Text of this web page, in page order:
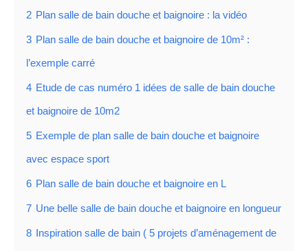
2 Plan salle de bain douche et baignoire : la vidéo
3 Plan salle de bain douche et baignoire de 10m² :
l’exemple carré
4 Etude de cas numéro 1 idées de salle de bain douche
et baignoire de 10m2
5 Exemple de plan salle de bain douche et baignoire
avec espace sport
6 Plan salle de bain douche et baignoire en L
7 Une belle salle de bain douche et baignoire en longueur
8 Inspiration salle de bain ( 5 projets d’aménagement de